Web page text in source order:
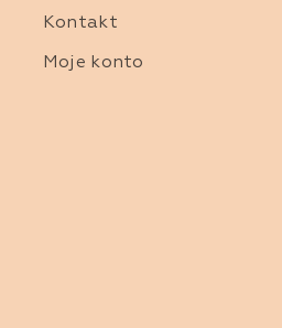
Kontakt
Moje konto